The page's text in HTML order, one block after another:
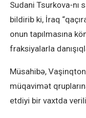
Sudani Tsurkova-nı
bildirib ki, İraq
onun tapılmasına
fraksiyalarla
Müsahibə,
müqavimət
etdiyi bir vaxtda